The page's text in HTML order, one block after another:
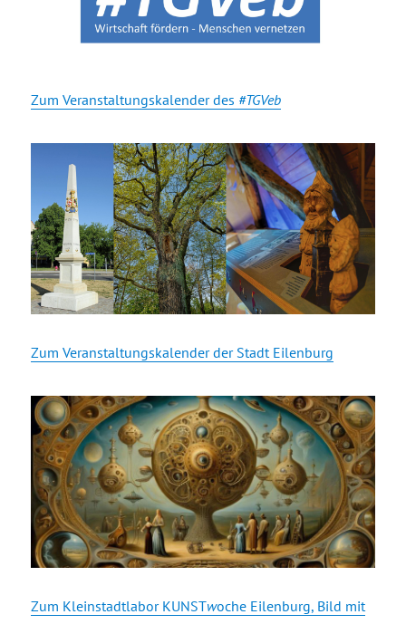
Zum Veranstaltungskalender des #TGVeb
Zum Veranstaltungskalender der Stadt Eilenburg
Zum Kleinstadtlabor KUNSTwoche Eilenburg, Bild mit